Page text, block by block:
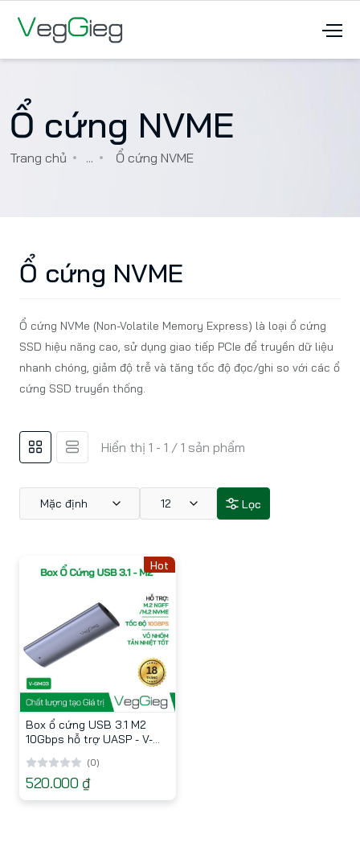
Ổ cứng NVME
Trang chủ ... Ổ cứng NVME
Ổ cứng NVME
Ổ cứng NVMe (Non-Volatile Memory Express) là loại ổ cứng
SSD hiệu năng cao, sử dụng giao tiếp PCIe để truyền dữ liệu
nhanh chóng, giảm độ trễ và tăng tốc độ đọc/ghi so với các ổ
cứng SSD truyền thống.
Hiển thị 1 - 1 / 1 sản phẩm
Mặc định 12 Lọc
Hot
Box ổ cứng USB 3.1 M2
10Gbps hỗ trợ UASP - V-
(0)
520.000 ₫